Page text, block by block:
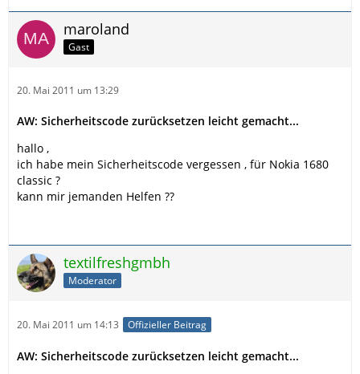
maroland
Gast
20. Mai 2011 um 13:29
AW: Sicherheitscode zurücksetzen leicht gemacht...
hallo ,
ich habe mein Sicherheitscode vergessen , für Nokia 1680
classic ?
kann mir jemanden Helfen ??
textilfreshgmbh
Moderator
20. Mai 2011 um 14:13 Offizieller Beitrag
AW: Sicherheitscode zurücksetzen leicht gemacht...